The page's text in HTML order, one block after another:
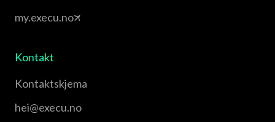
my.execu.no
Kontakt
Kontaktskjema
hei@execu.no